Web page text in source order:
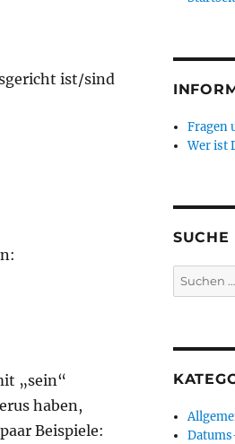
ist/sind
„sein“
haben,
Beispiele:
Fragen
Wer ist
SUCHE
Suchen
nach: